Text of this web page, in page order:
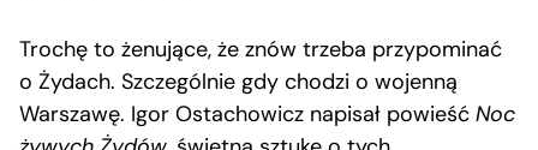
Trochę to żenujące, że znów trzeba przypominać
o Żydach. Szczególnie gdy chodzi o wojenną
Warszawę. Igor Ostachowicz napisał powieść Noc